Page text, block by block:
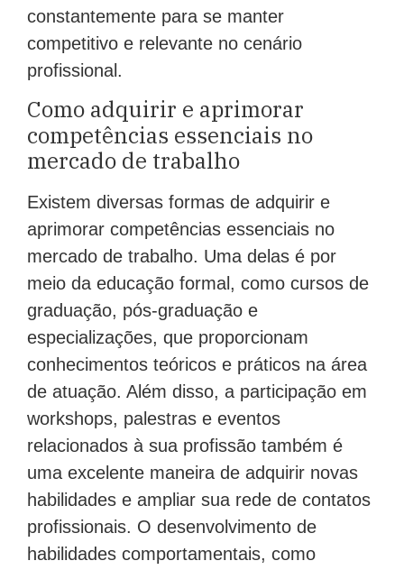
constantemente para se manter
competitivo e relevante no cenário
profissional.
Como adquirir e aprimorar
competências essenciais no
mercado de trabalho
Existem diversas formas de adquirir e
aprimorar competências essenciais no
mercado de trabalho. Uma delas é por
meio da educação formal, como cursos de
graduação, pós-graduação e
especializações, que proporcionam
conhecimentos teóricos e práticos na área
de atuação. Além disso, a participação em
workshops, palestras e eventos
relacionados à sua profissão também é
uma excelente maneira de adquirir novas
habilidades e ampliar sua rede de contatos
profissionais. O desenvolvimento de
habilidades comportamentais, como